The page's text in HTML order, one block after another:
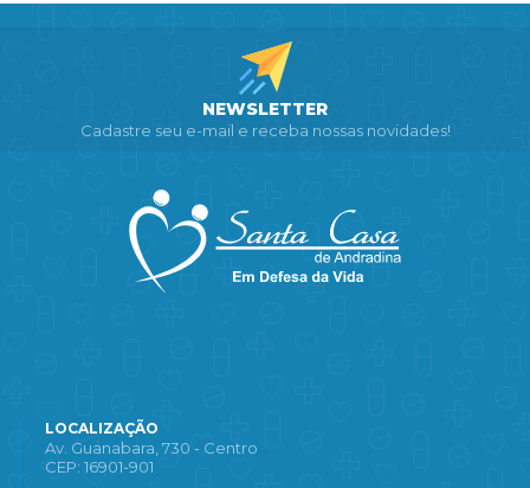
NEWSLETTER
Cadastre seu e-mail e receba nossas novidades!
LOCALIZAÇÃO
Av. Guanabara, 730 - Centro
CEP: 16901-901